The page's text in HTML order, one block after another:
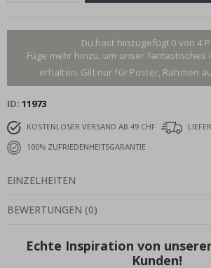
Du hast hinzugefügt 0 von 4
Füge mehr hinzu, um unser fantastisches
erhalten. Gilt nur für Poster, Rahmen
ID 11973
KOSTENLOSER VERSAND AB 49 CHF
100% ZUFRIEDENHEITSGARANTIE
EINZELHEITEN
BEWERTUNGEN (0)
Echte Inspiration von
Kunden!